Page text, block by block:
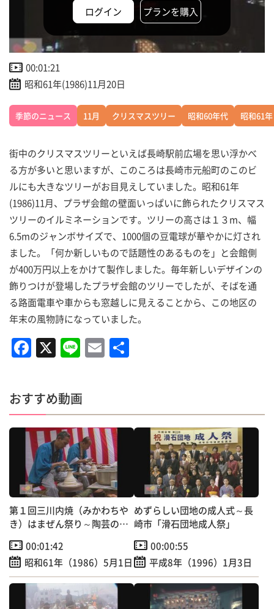
ログイン プランを購入
00:01:21
昭和61年(1986)11月20日
季節のニュース 11月 クリスマスツリー 昭和60年代 昭和61年
街中のクリスマスツリーといえば長崎駅前広場を思い浮かべ
る方が多いと思いますが、このころは長崎市元船町のこのビ
ルにも大きなツリーがお目見えしていました。昭和61年
(1986)11月、プラザ会館の壁面いっぱいに飾られたクリスマス
ツリーのイルミネーションです。ツリーの高さは１３m、幅
6.5mのジャンボサイズで、1000個の豆電球が華やかに灯され
ました。「何か新しいもので話題性のあるものを」と会館側
が400万円以上をかけて製作しました。毎年新しいデザインの
飾りつけが登場したプラザ会館のツリーでしたが、そばを通
る路面電車や車からも窓越しに見えることから、この地区の
年末の風物詩になっていました。
F
a
c
e
b
o
o
k
X Li
n
e
E
m
l
おすすめ動画
第１回三川内焼（みかわちや
き）はまぜん祭り～陶芸の里
00:01:42
昭和61年（1986）5月1日
めずらしい団地の成人式～長
崎市「滑石団地成人祭」
00:00:55
平成8年（1996）1月3日